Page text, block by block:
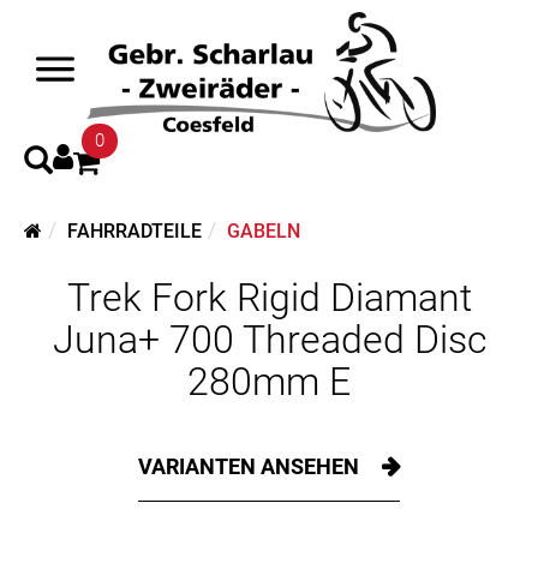
0
FAHRRADTEILE GABELN
Trek Fork Rigid Diamant
Juna+ 700 Threaded Disc
280mm E
VARIANTEN ANSEHEN